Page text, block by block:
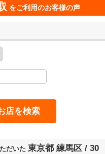
をご利用のお客様の声
だいた 東京都 練馬区 / 30